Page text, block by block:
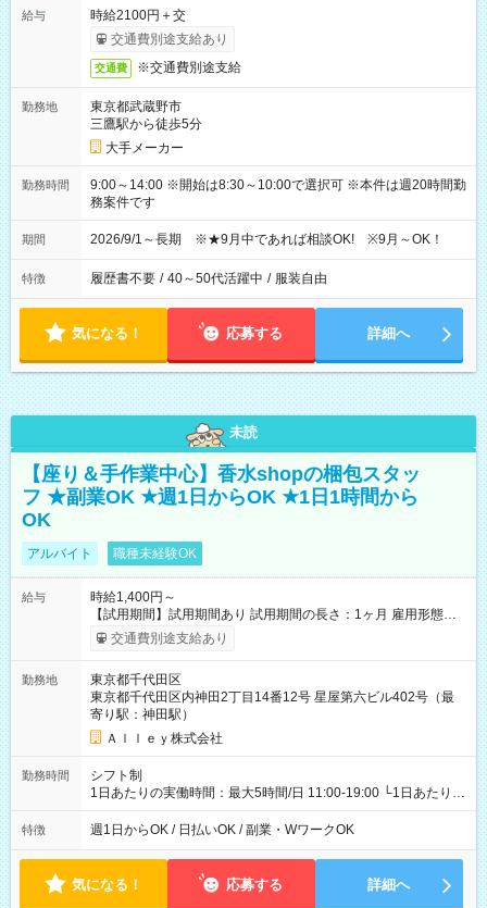
給与
時給2100円＋交
交通費別途支給あり
交通費 ※交通費別途支給
勤務地
東京都武蔵野市
三鷹駅から徒歩5分
大手メーカー
勤務時間
9:00～14:00 ※開始は8:30～10:00で選択可 ※本件は週20時間勤
務案件です
期間 2026/9/1～長期 ※★9月中であれば相談OK! ※9月～OK！
特徴 履歴書不要 / 40～50代活躍中 / 服装自由
気になる！ 応募する 詳細へ
未読
【座り＆手作業中心】香水shopの梱包スタッ
フ ★副業OK ★週1日からOK ★1日1時間から
OK
アルバイト 職種未経験OK
給与
時給1,400円～
【試用期間】試用期間あり 試用期間の長さ：1ヶ月 雇用形態、
給与は本採用時と同じです。
交通費別途支給あり
勤務地
東京都千代田区
東京都千代田区内神田2丁目14番12号 星屋第六ビル402号（最
寄り駅：神田駅）
Ａｌｌｅｙ株式会社
勤務時間
シフト制
1日あたりの実働時間：最大5時間/日 11:00-19:00 └1日あたりの
実働時間：1-5時間 └上記の時間帯内であれば、いつでも勤務可
能！ └平日・土曜日の中で、お好きな曜日でご勤務いただけま
18:00 などのように、自由な働き方が可能なお仕事です！
特徴 週1日からOK / 日払いOK / 副業・WワークOK
気になる！ 応募する 詳細へ